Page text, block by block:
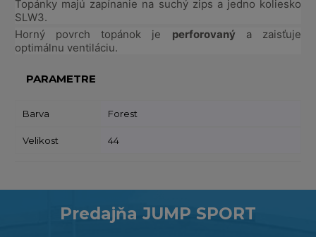
Topánky majú zapínanie na suchý zips a jedno koliesko
SLW3.
Horný povrch topánok je
perforovaný
a zaisťuje
optimálnu ventiláciu.
PARAMETRE
Barva Forest
Velikost 44
Predajňa JUMP SPORT